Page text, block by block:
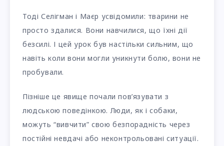
Тоді Селігман і Маєр усвідомили: тварини не
просто здалися. Вони навчилися, що їхні дії
безсилі. І цей урок був настільки сильним, що
навіть коли вони могли уникнути болю, вони не
пробували.
Пізніше це явище почали пов’язувати з
людською поведінкою. Люди, як і собаки,
можуть “вивчити” свою безпорадність через
постійні невдачі або неконтрольовані ситуації.